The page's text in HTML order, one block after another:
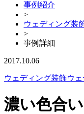
事例紹介
>
ウェディング装
>
事例詳細
2017.10.06
ウェディング装飾ウ
濃い色合